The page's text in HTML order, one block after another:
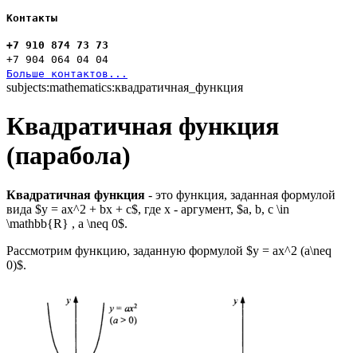
Контакты
+7 910 874 73 73
+7 904 064 04 04
Больше контактов...
subjects:mathematics:квадратичная_функция
Квадратичная функция
(парабола)
Квадратичная функция - это функция, заданная формулой
вида $у = ах^2 + bх + с$, где х - аргумент, $a, b, c \in
\mathbb{R} , a \neq 0$.
Рассмотрим функцию, заданную формулой $у = ах^2 (a\neq
0)$.